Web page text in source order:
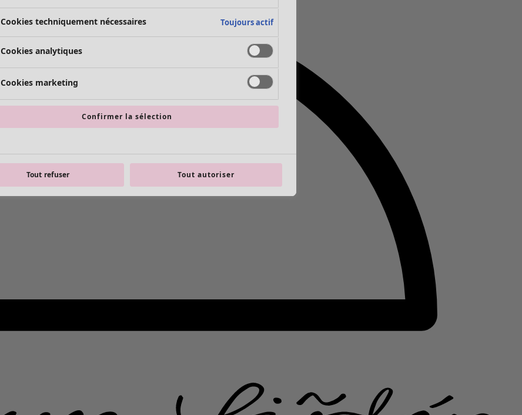
Cookies techniquement nécessaires Toujours actif
Cookies analytiques
Cookies marketing
Confirmer la sélection
Tout refuser Tout autoriser